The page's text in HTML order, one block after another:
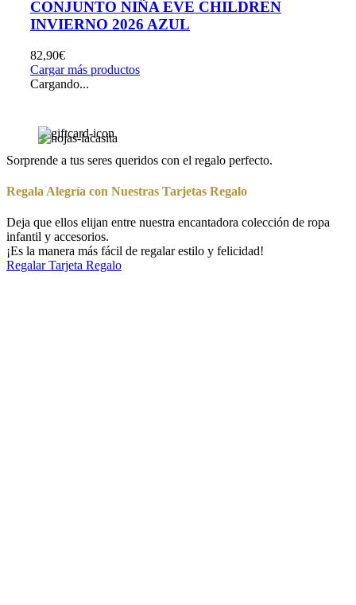
CONJUNTO NIÑA EVE CHILDREN
INVIERNO 2026 AZUL
82,90€
Cargar más productos
Cargando...
Sorprende a tus seres queridos con el regalo perfecto.
Regala Alegría con Nuestras Tarjetas Regalo
Deja que ellos elijan entre nuestra encantadora colección de ropa
infantil y accesorios.
¡Es la manera más fácil de regalar estilo y felicidad!
Regalar Tarjeta Regalo